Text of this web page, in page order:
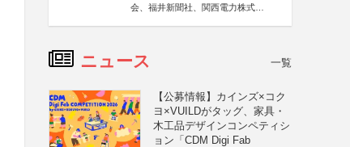
会、福井新聞社、関西電力株式会
ニュース 一覧
【公募情報】カインズ×コク
ヨ×VUILDがタッグ、家具・
木工品デザインコンペティシ
ョン「CDM Digi Fab